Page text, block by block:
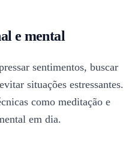
e mental
sentimentos, buscar
situações estressantes.
como meditação e
em dia.